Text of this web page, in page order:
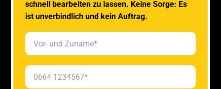
schnell bearbeiten zu lassen. Keine Sorge: Es
ist unverbindlich und kein Auftrag.